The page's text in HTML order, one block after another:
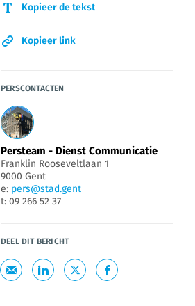
Kopieer de tekst
Kopieer link
PERSCONTACTEN
Persteam - Dienst Communicatie
Franklin Rooseveltlaan 1
9000 Gent
e: pers@stad.gent
t: 09 266 52 37
DEEL DIT BERICHT